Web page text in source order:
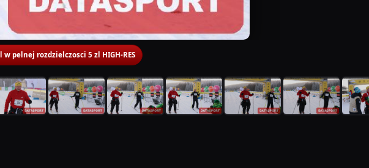
pelnej rozdzielczosci 5 zl HIGH-RES